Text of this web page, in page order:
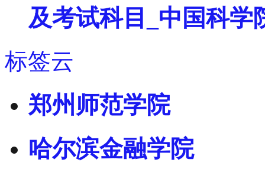
及考试科目_中国科学
标签云
郑州师范学院
哈尔滨金融学院